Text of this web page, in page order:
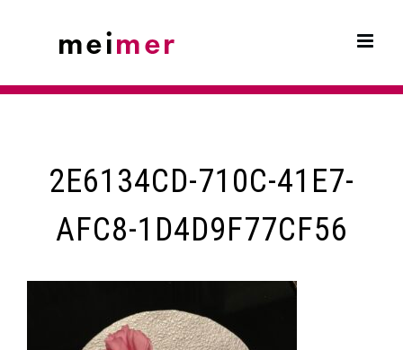
2E6134CD-710C-41E7-
AFC8-1D4D9F77CF56